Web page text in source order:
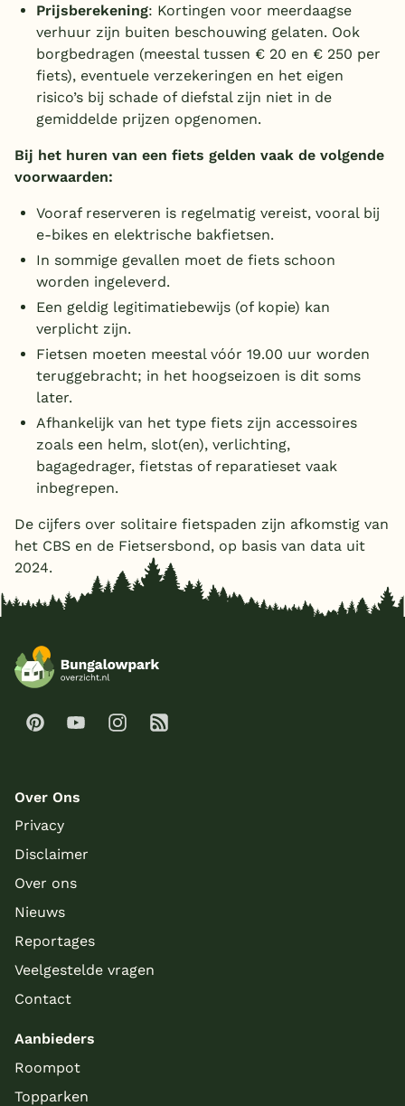
Prijsberekening: Kortingen voor meerdaagse
verhuur zijn buiten beschouwing gelaten. Ook
borgbedragen (meestal tussen € 20 en € 250 per
fiets), eventuele verzekeringen en het eigen
risico’s bij schade of diefstal zijn niet in de
gemiddelde prijzen opgenomen.
Bij het huren van een fiets gelden vaak de volgende
voorwaarden:
Vooraf reserveren is regelmatig vereist, vooral bij
e-bikes en elektrische bakfietsen.
In sommige gevallen moet de fiets schoon
worden ingeleverd.
Een geldig legitimatiebewijs (of kopie) kan
verplicht zijn.
Fietsen moeten meestal vóór 19.00 uur worden
teruggebracht; in het hoogseizoen is dit soms
later.
Afhankelijk van het type fiets zijn accessoires
zoals een helm, slot(en), verlichting,
bagagedrager, fietstas of reparatieset vaak
inbegrepen.
De cijfers over solitaire fietspaden zijn afkomstig van
het CBS en de Fietsersbond, op basis van data uit
2024.
Over Ons
Privacy
Disclaimer
Over ons
Nieuws
Reportages
Veelgestelde vragen
Contact
Aanbieders
Roompot
Topparken